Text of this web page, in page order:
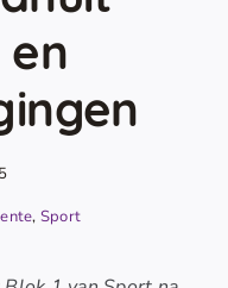
en
, Sport